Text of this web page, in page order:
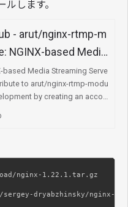
します。
- arut/nginx-rtmp-m
NGINX-based Media
Server
based Media Streaming Serve
to arut/nginx-rtmp-modu
by creating an accou
nginx-1.22.1.tar.gz
dryabzhinsky/nginx-